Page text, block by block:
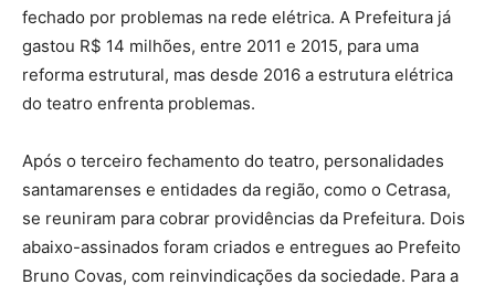
fechado por problemas na rede elétrica. A Prefeitura já
gastou R$ 14 milhões, entre 2011 e 2015, para uma
reforma estrutural, mas desde 2016 a estrutura elétrica
do teatro enfrenta problemas.
Após o terceiro fechamento do teatro, personalidades
santamarenses e entidades da região, como o Cetrasa,
se reuniram para cobrar providências da Prefeitura. Dois
abaixo-assinados foram criados e entregues ao Prefeito
Bruno Covas, com reinvindicações da sociedade. Para a